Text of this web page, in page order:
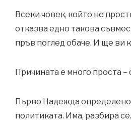
Всеки човек, който не
отказва едно такова
пръв поглед обаче. И ще ви
Причината е много проста
Първо Надежда определено
политиката. Има, разбира